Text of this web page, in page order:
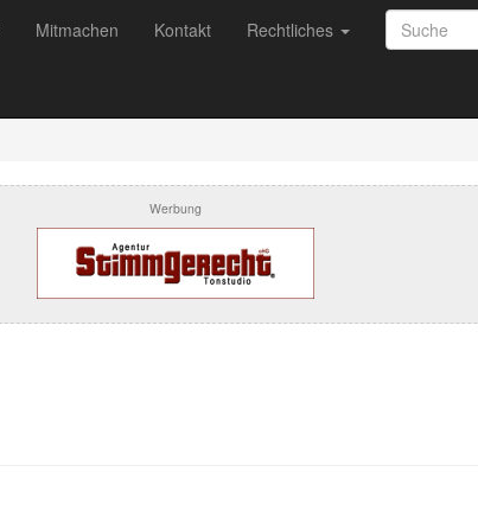
Mitmachen Kontakt Rechtliches
Werbung